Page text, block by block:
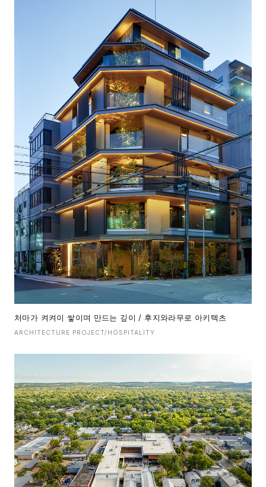
처마가 켜켜이 쌓이며 만드는 깊이 / 후지와라무로 아키텍츠
ARCHITECTURE PROJECT/HOSPITALITY